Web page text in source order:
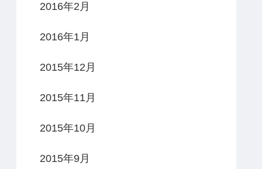
2016年2月
2016年1月
2015年12月
2015年11月
2015年10月
2015年9月